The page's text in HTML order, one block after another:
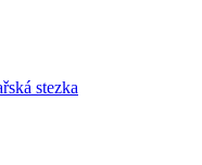
stezka